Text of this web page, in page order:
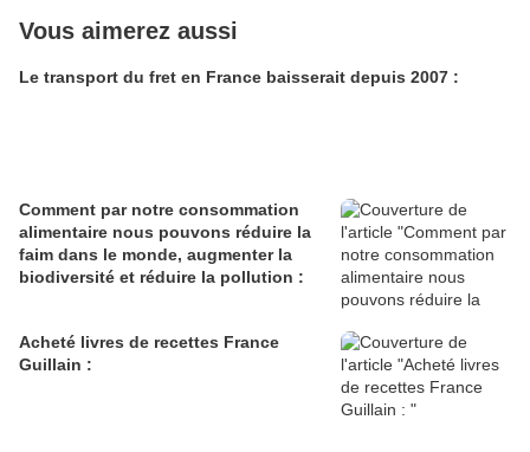
Vous aimerez aussi
Le transport du fret en France baisserait depuis 2007 :
Comment par notre consommation
alimentaire nous pouvons réduire la
faim dans le monde, augmenter la
biodiversité et réduire la pollution :
Acheté livres de recettes France
Guillain :